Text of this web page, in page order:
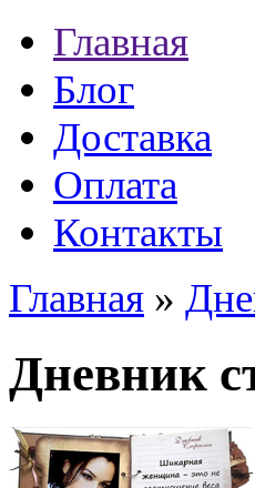
Главная
Блог
Доставка
Оплата
Контакты
Главная »
Дневник